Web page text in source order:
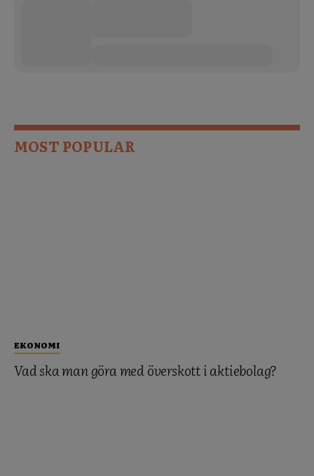
MOST POPULAR
EKONOMI
Vad ska man göra med överskott i aktiebolag?